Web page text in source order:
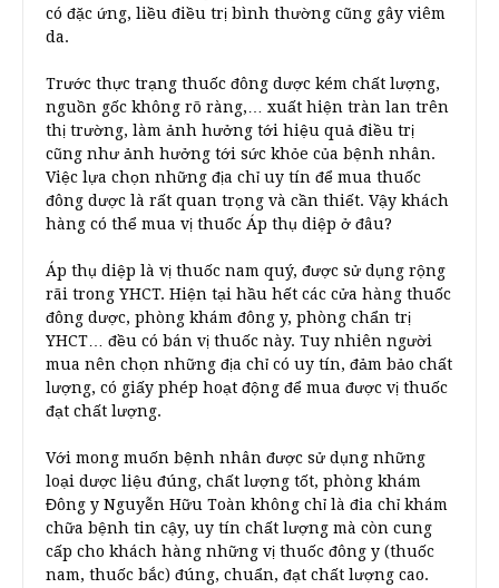
có đặc ứng, liều điều trị bình thường cũng gây viêm
da.
Trước thực trạng thuốc đông dược kém chất lượng,
nguồn gốc không rõ ràng,… xuất hiện tràn lan trên
thị trường, làm ảnh hưởng tới hiệu quả điều trị
cũng như ảnh hưởng tới sức khỏe của bệnh nhân.
Việc lựa chọn những địa chỉ uy tín để mua thuốc
đông dược là rất quan trọng và cần thiết. Vậy khách
hàng có thể mua vị thuốc Áp thụ diệp ở đâu?
Áp thụ diệp là vị thuốc nam quý, được sử dụng rộng
rãi trong YHCT. Hiện tại hầu hết các cửa hàng thuốc
đông dược, phòng khám đông y, phòng chẩn trị
YHCT… đều có bán vị thuốc này. Tuy nhiên người
mua nên chọn những địa chỉ có uy tín, đảm bảo chất
lượng, có giấy phép hoạt động để mua được vị thuốc
đạt chất lượng.
Với mong muốn bệnh nhân được sử dụng những
loại dược liệu đúng, chất lượng tốt, phòng khám
Đông y Nguyễn Hữu Toàn không chỉ là đia chỉ khám
chữa bệnh tin cậy, uy tín chất lượng mà còn cung
cấp cho khách hàng những vị thuốc đông y (thuốc
nam, thuốc bắc) đúng, chuẩn, đạt chất lượng cao.